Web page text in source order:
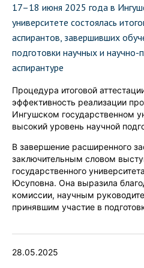
17–18 июня 2025 года в
университете состоялась
аспирантов, завершивших
подготовки научных и научно-
аспирантуре
Процедура итоговой
эффективность реализации
Ингушском государственном
высокий уровень научной
В завершение расширенного
заключительным словом
государственного
Юсуповна. Она выразила
комиссии, научным
принявшим участие в
28.05.2025